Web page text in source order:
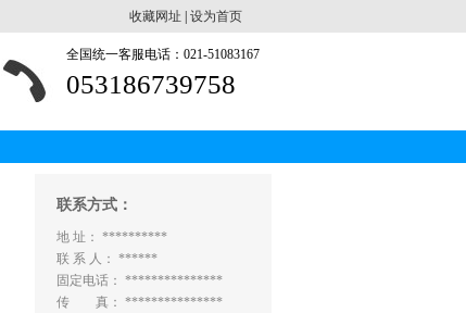
收藏网址 设为首页
全国统一客服电话：021-51083167
053186739758
联系方式：
地 址： **********
联 系 人： ******
固定电话： ***************
传 真： ***************